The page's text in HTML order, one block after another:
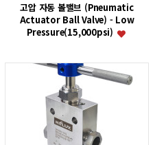
고압 자동 볼밸브 (Pneumatic
Actuator Ball Valve) - Low
Pressure(15,000psi)